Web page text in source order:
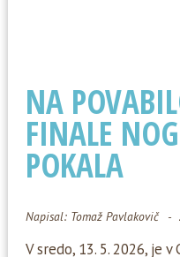
NA
FINALE
POKALA
Napisal: Tomaž Pavlakovič
V sredo, 13. 5. 2026, je